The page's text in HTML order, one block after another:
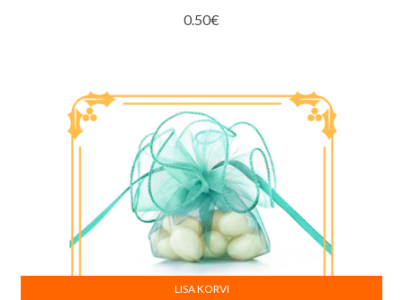
0.50€
LISA KORVI